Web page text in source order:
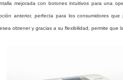
mejorada con botones intuitivos para una
anterior, perfecta para los consumidores
obtener y gracias a su flexibilidad, permite que